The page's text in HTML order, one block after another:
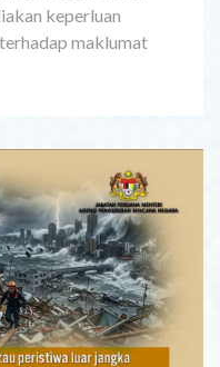
keperluan
maklumat